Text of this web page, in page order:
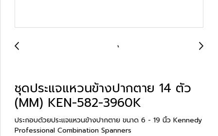
ชุดประแจแหวนข้างปากตาย 14 ตัว
(MM) KEN-582-3960K
ประกอบด้วยประแจแหวนข้างปากตาย ขนาด 6 - 19 นิ้ว Kennedy
Professional Combination Spanners